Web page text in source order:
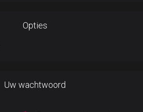
Opties
Uw wachtwoord